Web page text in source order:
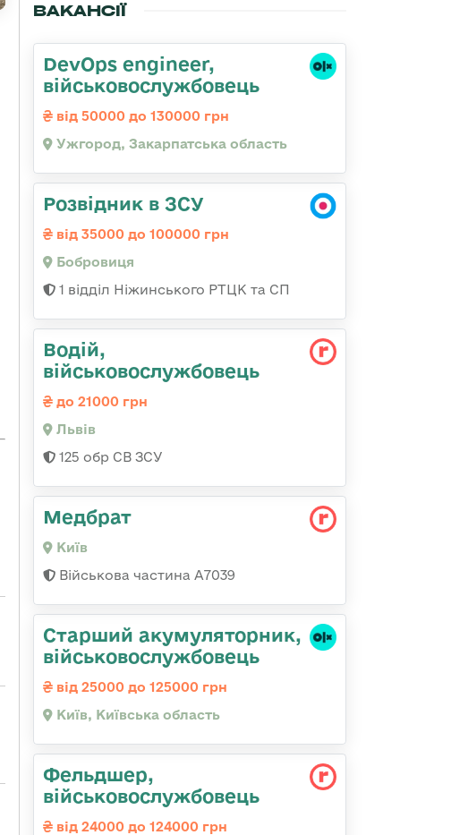
ВАКАНСІЇ
DevOps engineer,
військовослужбовець
від 50000 до 130000 грн
Ужгород, Закарпатська область
Розвідник в ЗСУ
від 35000 до 100000 грн
Бобровиця
1 відділ Ніжинського РТЦК та СП
Водій,
військовослужбовець
до 21000 грн
Львів
125 обр СВ ЗСУ
Медбрат
Київ
Військова частина А7039
Старший акумуляторник,
військовослужбовець
від 25000 до 125000 грн
Київ, Київська область
Фельдшер,
військовослужбовець
від 24000 до 124000 грн